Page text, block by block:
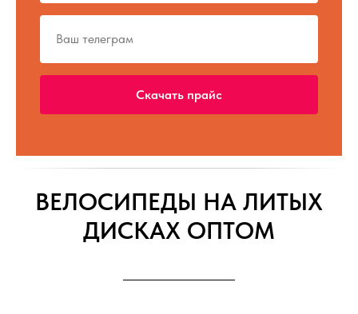
Скачать прайс
ВЕЛОСИПЕДЫ НА ЛИТЫХ
ДИСКАХ ОПТОМ